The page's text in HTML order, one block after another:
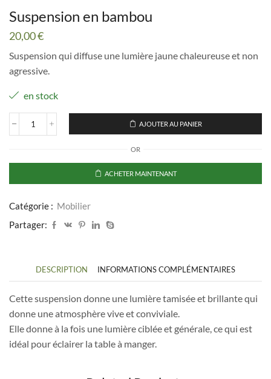
Suspension en bambou
20,00€
Suspension qui diffuse une lumière jaune chaleureuse et non
agressive.
en stock
quantité
en
AJOUTER AU PANIER
OR
ACHETER MAINTENANT
Catégorie : Mobilier
Partager:
DESCRIPTION INFORMATIONS COMPLÉMENTAIRES
Cette suspension donne une lumière tamisée et brillante qui
donne une atmosphère vive et conviviale.
Elle donne à la fois une lumière ciblée et générale, ce qui est
idéal pour éclairer la table à manger.